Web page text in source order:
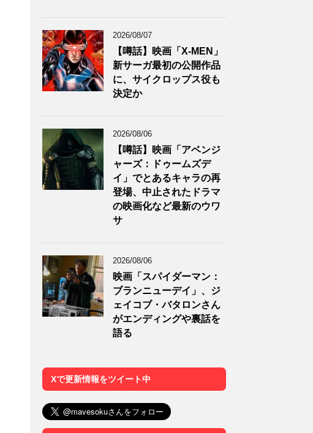
2026/08/07
【噂話】映画「X-MEN」
新サーガ最初の公開作品
に、サイクロップス役も
決定か
2026/08/06
【噂話】映画「アベンジ
ャーズ：ドゥームズデ
イ」でとあるキャラの再
登場、中止されたドラマ
の映画化など最新のウワ
サ
2026/08/06
映画「スパイダーマン：
ブランニューデイ」、ジ
ェイコブ・バタロンさん
がエンディングや裏話を
語る
Xで更新情報をツイート中